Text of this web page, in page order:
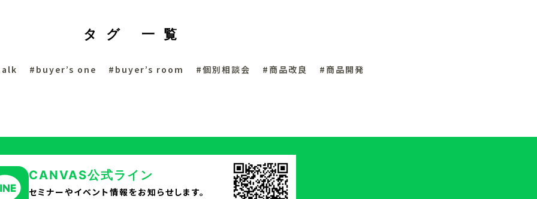
タグ 一覧
#buyer’s one #buyer’s room #個別相談会 #商品改良 #商品開発
CANVAS公式ライン
セミナーやイベント情報をお知らせします。